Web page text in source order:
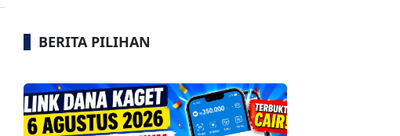
BERITA PILIHAN